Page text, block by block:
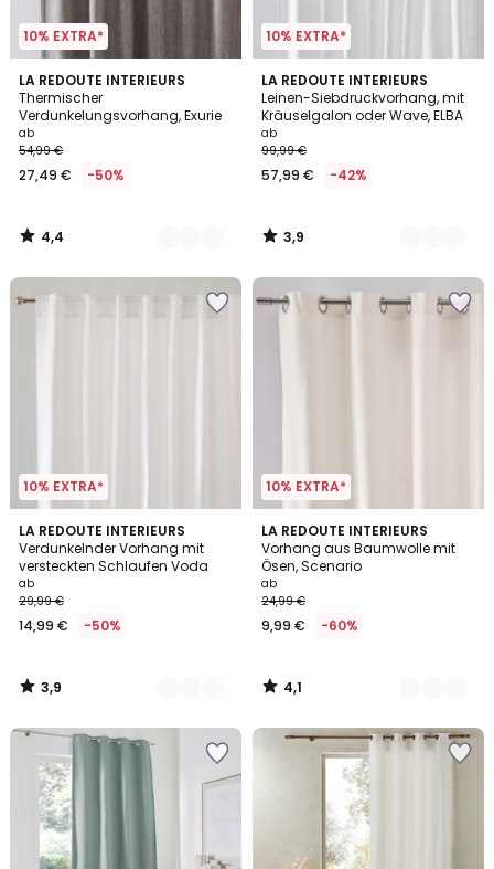
10% EXTRA*
LA REDOUTE INTERIEURS
Thermischer
Verdunkelungsvorhang, Exurie
ab
54,99 €
27,49 € -50%
4,4
/ 5
3
Farben
4,4
/
10% EXTRA*
LA REDOUTE INTERIEURS
Leinen-Siebdruckvorhang, mit
Kräuselgalon oder Wave, ELBA
ab
99,99 €
57,99 € -42%
3,9
/ 5
6
Farben
3,9
/
10% EXTRA*
LA REDOUTE INTERIEURS
Verdunkelnder Vorhang mit
versteckten Schlaufen Voda
ab
29,99 €
14,99 € -50%
3,9
/ 5
6
Farben
3,9
/
10% EXTRA*
LA REDOUTE INTERIEURS
Vorhang aus Baumwolle mit
Ösen, Scenario
ab
24,99 €
9,99 € -60%
4,1
/ 5
10
Farben
4,1
/